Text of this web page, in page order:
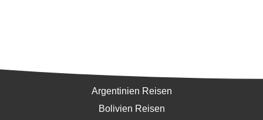
Argentinien Reisen
Bolivien Reisen